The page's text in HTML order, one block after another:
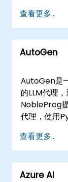
的咨询服务
除、语音检
参与提供这
面环境，还
化和扩展您
品创新团队
益。我们可
些技术整合
门中心进行
和快速原型
Intelligent
服务非常适
旨在突破机
查看更多...
AutoGen
AutoGen是
的LLM代理
NobleProg
代理，使用
们的专家顾
优化
面会议或在
作流和工具
查看更多...
Azure AI